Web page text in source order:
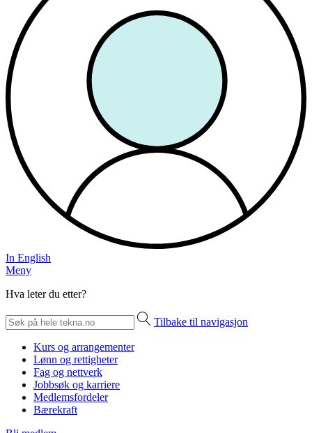
In English
Meny
Hva leter du etter?
Tilbake til navigasjon
Kurs og arrangementer
Lønn og rettigheter
Fag og nettverk
Jobbsøk og karriere
Medlemsfordeler
Bærekraft